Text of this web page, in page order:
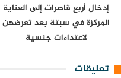
إدخال أربع قاصرات إلى العناية
المركزة في سبتة بعد تعرضهن
لاعتداءات جنسية
تعليقات